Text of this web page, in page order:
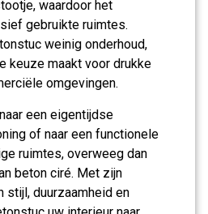
waardoor het
gebruikte ruimtes.
weinig onderhoud,
keuze maakt voor drukke
omgevingen.
een eigentijdse
of naar een functionele
ruimtes, overweeg dan
beton ciré. Met zijn
stijl, duurzaamheid en